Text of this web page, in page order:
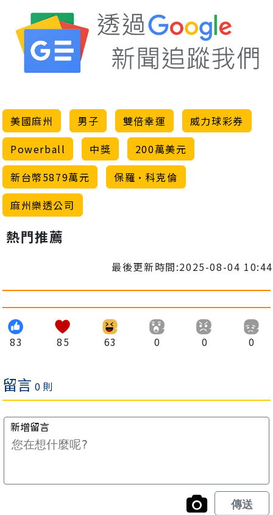
美國麻州 男子 雙倍幸運
威力球彩券
Powerball
中獎
200萬美元
新台幣5879萬元
保羅·科克倫
麻州樂透公司
熱門推薦
最後更新時間:2025-08-04 10:44
83 85 63 0 0 0